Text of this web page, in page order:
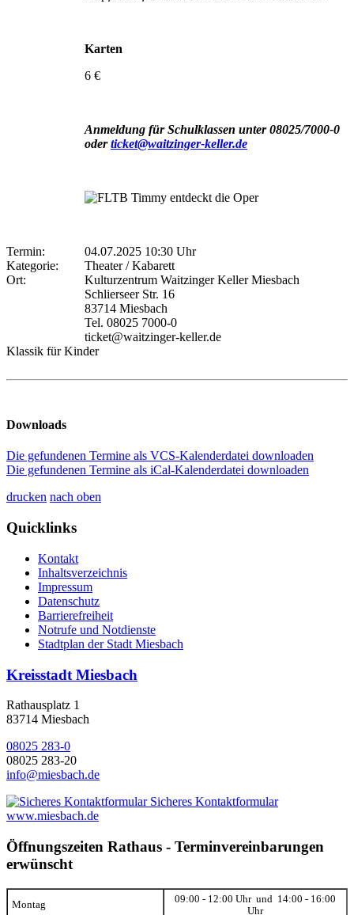
Karten
6 €
Anmeldung für Schulklassen unter 08025/7000-0
oderticket@waitzinger-keller.de
Termin:
04.07.2025 10:30 Uhr
Kategorie:
Theater / Kabarett
Ort:
Kulturzentrum Waitzinger Keller Miesbach
Schlierseer Str. 16
83714 Miesbach
Tel. 08025 7000-0
ticket@waitzinger-keller.de
Klassik für Kinder
Downloads
Die gefundenen Termine als VCS-Kalenderdatei downloaden
Die gefundenen Termine als iCal-Kalenderdatei downloaden
drucken nach oben
Quicklinks
Kontakt
Inhaltsverzeichnis
Impressum
Datenschutz
Barrierefreiheit
Notrufe und Notdienste
Stadtplan der Stadt Miesbach
Kreisstadt Miesbach
Rathausplatz 1
83714 Miesbach
08025 283-0
08025 283-20
info@miesbach.de
Sicheres Kontaktformular
www.miesbach.de
Öffnungszeiten Rathaus - Terminvereinbarungen
erwünscht
Montag
09:00 - 12:00 Uhr und 14:00 - 16:00
Uhr